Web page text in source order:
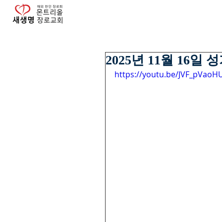
2025년 11월 16일
https://youtu.be/